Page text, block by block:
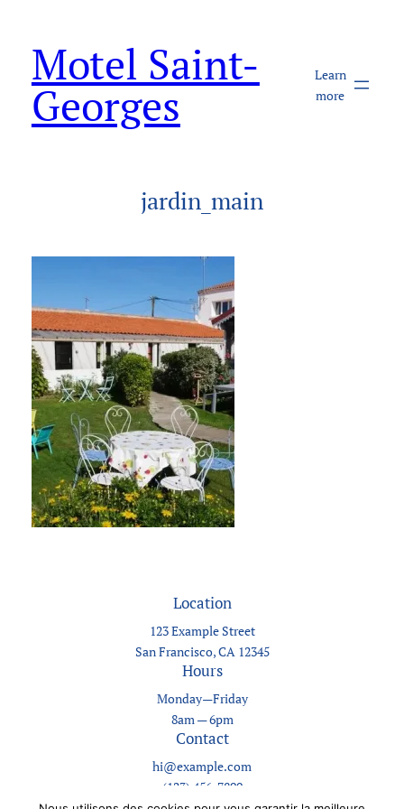
contenuMotel Saint-
Georges
Learn
more
jardin_main
Location
123 Example Street
San Francisco, CA 12345
Hours
Monday—Friday
8am — 6pm
Contact
hi@example.com
(123) 456-7890